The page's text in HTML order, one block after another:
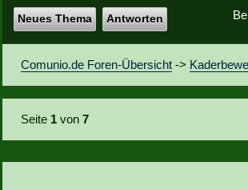
Neues Thema Antworten
Comunio.de Foren-Übersicht ->
Seite 1 von7